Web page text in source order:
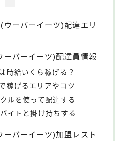
ーバーイーツ)配達エリ
バーイーツ)配達員情報
時給いくら稼げる？
稼げるエリアやコツ
ルを使って配達する
イトと掛け持ちする
バーイーツ)加盟レスト